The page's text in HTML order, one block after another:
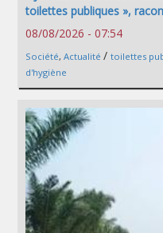
toilettes publiques »,
08/08/2026 - 07:54
Société, Actualité / toilettes
d'hygiène